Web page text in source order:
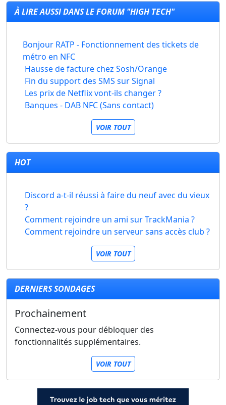
À LIRE AUSSI DANS LE FORUM "HIGH TECH"
Bonjour RATP - Fonctionnement des tickets de
métro en NFC
Hausse de facture chez Sosh/Orange
Fin du support des SMS sur Signal
Les prix de Netflix vont-ils changer ?
Banques - DAB NFC (Sans contact)
VOIR TOUT
HOT
Discord a-t-il réussi à faire du neuf avec du vieux
?
Comment rejoindre un ami sur TrackMania ?
Comment rejoindre un serveur sans accès club ?
VOIR TOUT
DERNIERS SONDAGES
Prochainement
Connectez-vous pour débloquer des
fonctionnalités supplémentaires.
VOIR TOUT